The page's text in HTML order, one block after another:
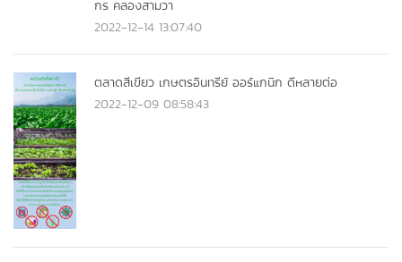
กร คลองสามวา
2022-12-14 13:07:40
ตลาดสีเขียว เกษตรอินทรีย์ ออร์แกนิก ดีหลายต่อ
2022-12-09 08:58:43